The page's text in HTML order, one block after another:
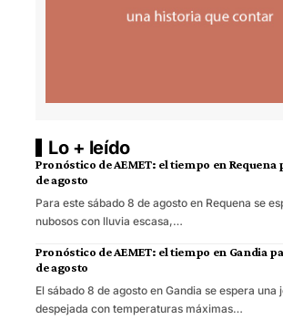
Lo + leído
Pronóstico de AEMET: el tiempo en Requena
de agosto
Para este sábado 8 de agosto en Requena se
nubosos con lluvia escasa,…
Pronóstico de AEMET: el tiempo en Gandia
de agosto
El sábado 8 de agosto en Gandia se espera una
despejada con temperaturas máximas…